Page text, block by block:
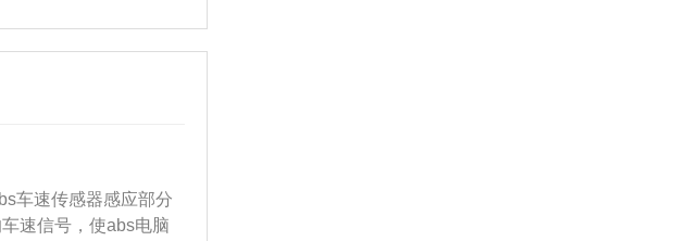
车速传感器感应部分
速信号，使abs电脑